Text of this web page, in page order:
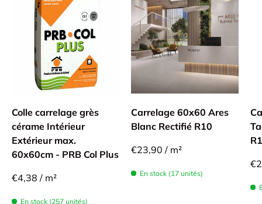
Colle carrelage grès
cérame Intérieur
Extérieur max.
60x60cm - PRB Col Plus
€4,38 / m²
En stock (257 unités)
Carrelage 60x60 Ares
Blanc Rectifié R10
€23,90 / m²
En stock (17 unités)